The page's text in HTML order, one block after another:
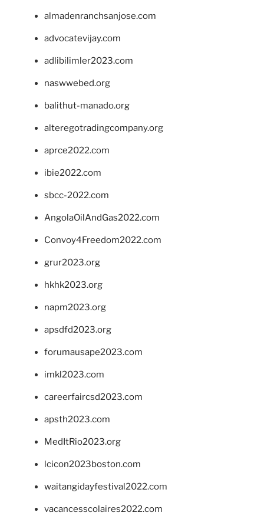
almadenranchsanjose.com
advocatevijay.com
adlibilimler2023.com
naswwebed.org
balithut-manado.org
alteregotradingcompany.org
aprce2022.com
ibie2022.com
sbcc-2022.com
AngolaOilAndGas2022.com
Convoy4Freedom2022.com
grur2023.org
hkhk2023.org
napm2023.org
apsdfd2023.org
forumausape2023.com
imkl2023.com
careerfaircsd2023.com
apsth2023.com
MedItRio2023.org
lcicon2023boston.com
waitangidayfestival2022.com
vacancesscolaires2022.com